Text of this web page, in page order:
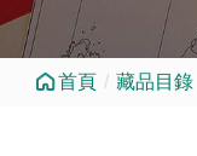
首頁 藏品目錄